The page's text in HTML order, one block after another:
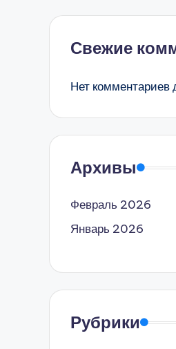
Свежие
Нет комментариев
Архивы
Февраль 2026
Январь 2026
Рубрики